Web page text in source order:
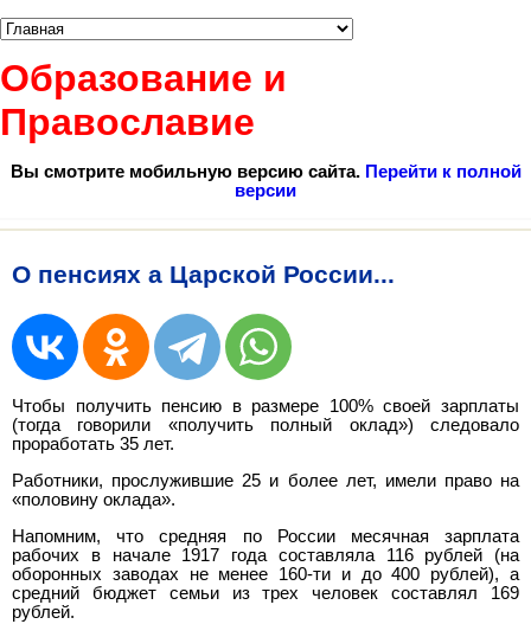
Образование и
Православие
Вы смотрите мобильную версию сайта. Перейти к полной
версии
О пенсиях а Царской России...
Чтобы получить пенсию в размере 100% своей зарплаты
(тогда говорили «получить полный оклад») следовало
проработать 35 лет.
Работники, прослужившие 25 и более лет, имели право на
«половину оклада».
Напомним, что средняя по России месячная зарплата
рабочих в начале 1917 года составляла 116 рублей (на
оборонных заводах не менее 160-ти и до 400 рублей), а
средний бюджет семьи из трех человек составлял 169
рублей.